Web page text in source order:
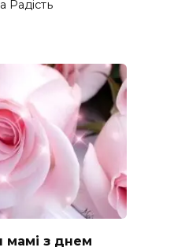
Радість
мамі з днем